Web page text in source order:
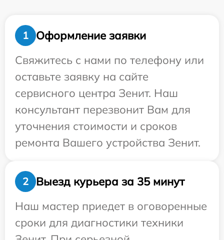
1
Оформление заявки
Свяжитесь с нами по телефону или
оставьте заявку на сайте
сервисного центра Зенит. Наш
консультант перезвонит Вам для
уточнения стоимости и сроков
ремонта Вашего устройства Зенит.
2
Выезд курьера за 35 минут
Наш мастер приедет в оговоренные
сроки для диагностики техники